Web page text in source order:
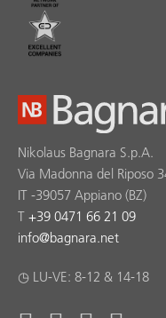
Nikolaus Bagnara S.p.A.
Via Madonna del Riposo
IT -39057 Appiano (BZ)
T +39 0471 66 21 09
info@bagnara.net
◷ LU-VE: 8-12 & 14-18